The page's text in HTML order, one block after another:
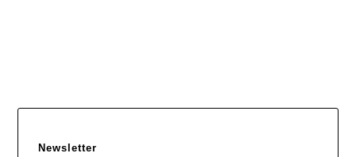
Newsletter